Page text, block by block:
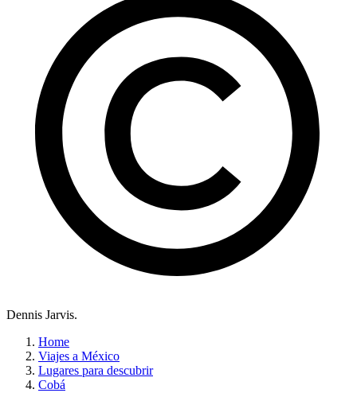
Dennis Jarvis.
Home
Viajes a México
Lugares para descubrir
Cobá